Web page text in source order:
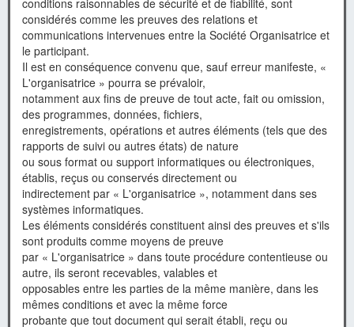
conditions raisonnables de sécurité et de fiabilité, sont
considérés comme les preuves des relations et
communications intervenues entre la Société Organisatrice et
le participant.
Il est en conséquence convenu que, sauf erreur manifeste, «
L'organisatrice » pourra se prévaloir,
notamment aux fins de preuve de tout acte, fait ou omission,
des programmes, données, fichiers,
enregistrements, opérations et autres éléments (tels que des
rapports de suivi ou autres états) de nature
ou sous format ou support informatiques ou électroniques,
établis, reçus ou conservés directement ou
indirectement par « L'organisatrice », notamment dans ses
systèmes informatiques.
Les éléments considérés constituent ainsi des preuves et s'ils
sont produits comme moyens de preuve
par « L'organisatrice » dans toute procédure contentieuse ou
autre, ils seront recevables, valables et
opposables entre les parties de la même manière, dans les
mêmes conditions et avec la même force
probante que tout document qui serait établi, reçu ou